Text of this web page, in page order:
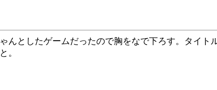
んとしたゲームだったので胸をなで下ろす。タイト
。